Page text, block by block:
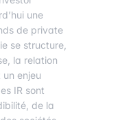
une
de private
se structure,
la relation
enjeu
IR sont
de la